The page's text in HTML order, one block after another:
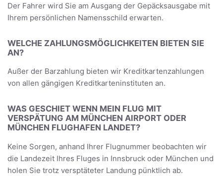
Der Fahrer wird Sie am Ausgang der Gepäcksausgabe mit
Ihrem persönlichen Namensschild erwarten.
WELCHE ZAHLUNGSMÖGLICHKEITEN BIETEN SIE
AN?
Außer der Barzahlung bieten wir Kreditkartenzahlungen
von allen gängigen Kreditkarteninstituten an.
WAS GESCHIET WENN MEIN FLUG MIT
VERSPÄTUNG AM MÜNCHEN AIRPORT ODER
MÜNCHEN FLUGHAFEN LANDET?
Keine Sorgen, anhand Ihrer Flugnummer beobachten wir
die Landezeit Ihres Fluges in Innsbruck oder München und
holen Sie trotz versptäteter Landung pünktlich ab.